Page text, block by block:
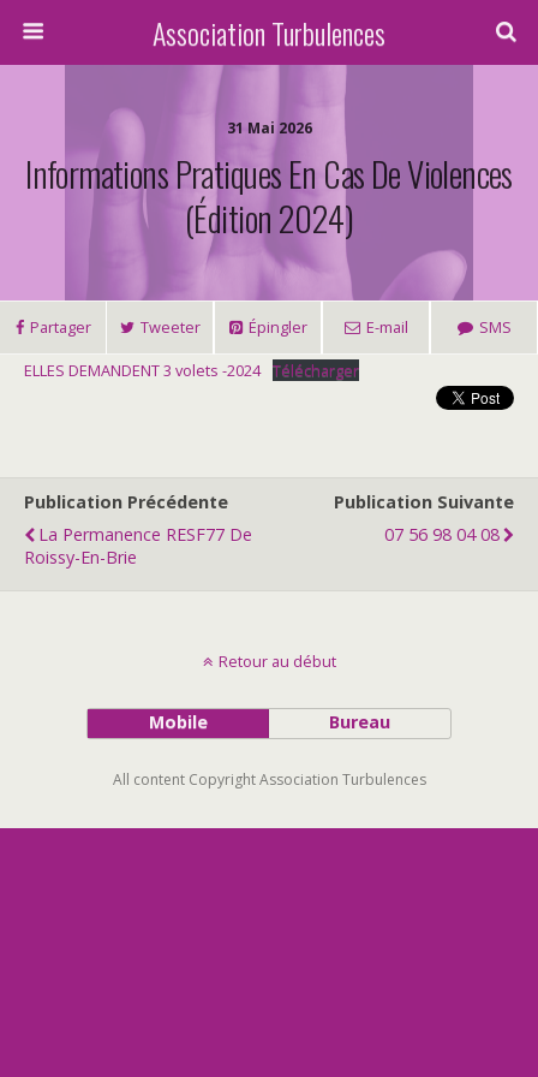
Association Turbulences
31 Mai 2026
Informations Pratiques En Cas De Violences
(Édition 2024)
Partager Tweeter Épingler E-mail
SMS
ELLES DEMANDENT 3 volets -2024 Télécharger
Publication Précédente
La Permanence RESF77 De
Roissy-En-Brie
Publication Suivante
07 56 98 04 08
Retour au début
Mobile Bureau
All content Copyright Association Turbulences